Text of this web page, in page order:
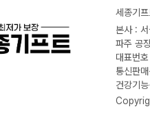
세종기
본사 :
파주 공
대표번
통신판
건강기